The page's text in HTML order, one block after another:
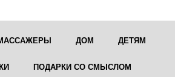
ДОМ ДЕТЯМ
ПОДАРКИ СО СМЫСЛОМ